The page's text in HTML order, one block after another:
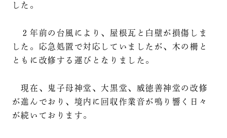
した。
２年前の台風により、屋根瓦と白壁が損傷しま
した。応急処置で対応していましたが、木の柵と
ともに改修する運びとなりました。
現在、鬼子母神堂、大黒堂、威徳善神堂の改修
が進んでおり、境内に回収作業音が鳴り響く日々
が続いております。